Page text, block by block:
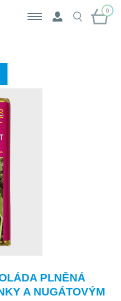
0
PLNĚNÁ
A NUGÁTOVÝM